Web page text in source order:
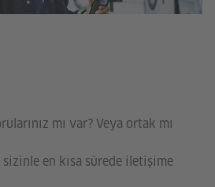
mı var? Veya ortak mı
en kısa sürede iletişime